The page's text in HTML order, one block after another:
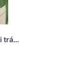
Bình giữ nhiệt inox 304 lõi tráng men in khắc logo - BGN 21